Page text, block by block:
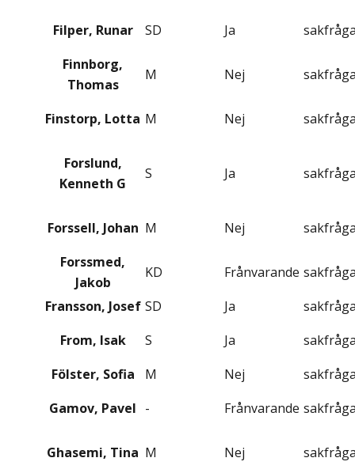
Filper, Runar SD Ja
Finnborg,
Thomas
M Nej
Finstorp, Lotta M Nej
Forslund,
Kenneth G
S Ja
Forssell, Johan M Nej
Forssmed,
Jakob
KD Frånvarande
Fransson, Josef SD Ja
From, Isak
S Ja
Fölster, Sofia
M Nej
Gamov, Pavel - Frånvarande
Ghasemi, Tina M Nej